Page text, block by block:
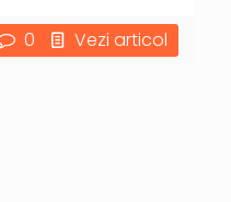
0 Vezi articol